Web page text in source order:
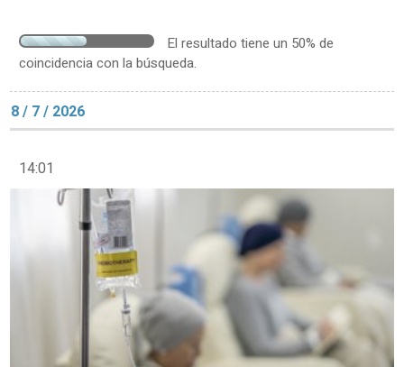
El resultado tiene un 50% de
coincidencia con la búsqueda.
8 / 7 / 2026
14:01